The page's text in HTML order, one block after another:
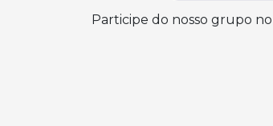
Participe do nosso grupo no